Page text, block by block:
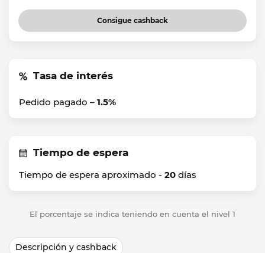
Consigue cashback
Tasa de interés
Pedido pagado – 1.5%
Tiempo de espera
Tiempo de espera aproximado - 20 días
El porcentaje se indica teniendo en cuenta el nivel 1
Descripción y cashback